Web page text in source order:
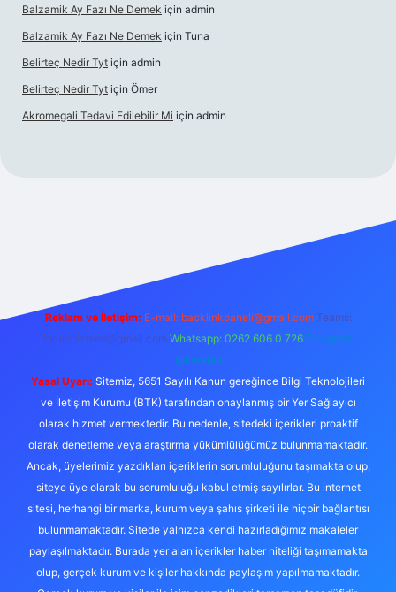
Balzamik Ay Fazı Ne Demek için admin
Balzamik Ay Fazı Ne Demek için Tuna
Belirteç Nedir Tyt için admin
Belirteç Nedir Tyt için Ömer
Akromegali Tedavi Edilebilir Mi için admin
Reklam ve İletişim: E-mail: backlinkpaneli@gmail.com Teams:
forumhizmeti@gmail.com Whatsapp: 0262 606 0 726 Telegram:
@karabul
Yasal Uyarı: Sitemiz, 5651 Sayılı Kanun gereğince Bilgi Teknolojileri
ve İletişim Kurumu (BTK) tarafından onaylanmış bir Yer Sağlayıcı
olarak hizmet vermektedir. Bu nedenle, sitedeki içerikleri proaktif
olarak denetleme veya araştırma yükümlülüğümüz bulunmamaktadır.
Ancak, üyelerimiz yazdıkları içeriklerin sorumluluğunu taşımakta olup,
siteye üye olarak bu sorumluluğu kabul etmiş sayılırlar. Bu internet
sitesi, herhangi bir marka, kurum veya şahıs şirketi ile hiçbir bağlantısı
bulunmamaktadır. Sitede yalnızca kendi hazırladığımız makaleler
paylaşılmaktadır. Burada yer alan içerikler haber niteliği taşımamakta
olup, gerçek kurum ve kişiler hakkında paylaşım yapılmamaktadır.